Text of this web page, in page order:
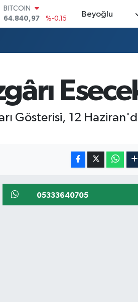
DOLAR
47,7436
%0.18
EURO
6660.55
BİST100
13.779
%-14
Beyoğlu
Gösterisi, 12
05333640705